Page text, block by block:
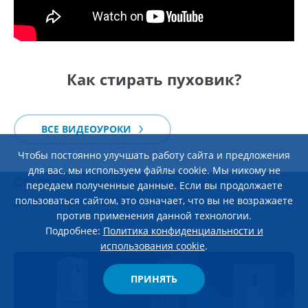
Как стирать пуховик?
ВСЕ ВИДЕОУРОКИ
Чтобы постоянно улучшать работу сайта и предложения
для вас, мы используем файлы cookie. Мы никому не
передаем полученные данные. Если вы продолжаете
пользоваться сайтом, это означает, что вы не возражаете
против применения данной технологии.
Подробнее: Политика конфиденциальности и
использования cookie.
ПРИНЯТЬ
23 января 2026
Обзор стиральной машины c инверторным
двигателем ATLANT Х-1602-100